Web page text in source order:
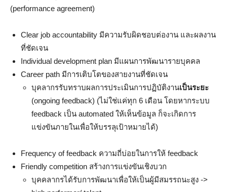
(performance agreement)
Clear job accountability มีความรับผิดชอบต่องาน และผลงาน
ที่ชัดเจน
Individual development plan มีแผนการพัฒนารายบุคคล
Career path มีการเติบโตของสายงานที่ชัดเจน
บุคลากรรับทราบผลการประเมินการปฏิบัติงานเป็นระยะ
(ongoing feedback) (ไม่ใช่แค่ทุก 6 เดือน โดยหากระบบ
feedback เป็น automated ให้เห็นข้อมูล ก็จะเกิดการ
แข่งขันภายในเพื่อให้บรรลุเป้าหมายได้)
Frequency of feedback ความถี่บ่อยในการให้ feedback
Friendly competition สร้างการแข่งขันเชิงบวก
บุคคลากรได้รับการพัฒนาเพื่อให้เป็นผู้มีสมรรถนะสูง ->